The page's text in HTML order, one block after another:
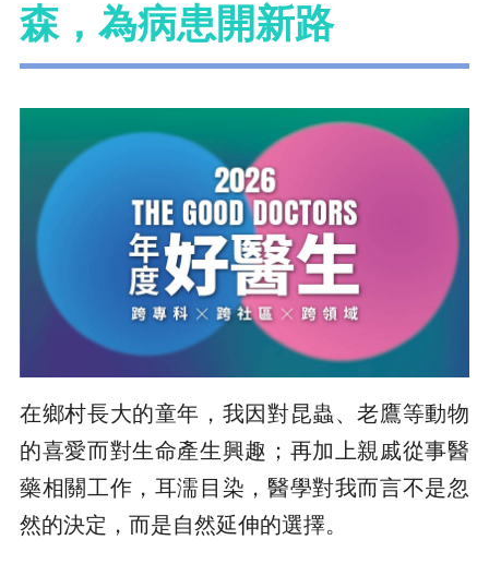
森，為病患開新路
在鄉村長大的童年，我因對昆蟲、老鷹等動物
的喜愛而對生命產生興趣；再加上親戚從事醫
藥相關工作，耳濡目染，醫學對我而言不是忽
然的決定，而是自然延伸的選擇。